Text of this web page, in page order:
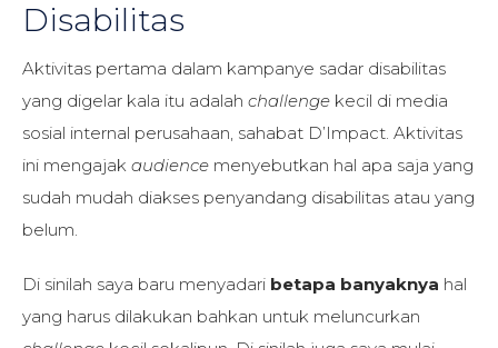
Disabilitas
Aktivitas pertama dalam kampanye sadar disabilitas
yang digelar kala itu adalah challenge kecil di media
sosial internal perusahaan, sahabat D’Impact. Aktivitas
ini mengajak audience menyebutkan hal apa saja yang
sudah mudah diakses penyandang disabilitas atau yang
belum.
Di sinilah saya baru menyadari betapa banyaknya hal
yang harus dilakukan bahkan untuk meluncurkan